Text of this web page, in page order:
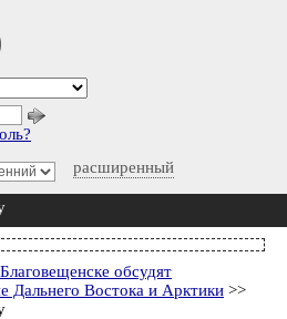
расширенный
обсудят
Дальнего Востока и Арктики >>